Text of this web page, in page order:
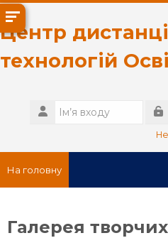
Перейти до головного вмісту
Центр
технологій
Ім’я
входу
На головну
Галерея